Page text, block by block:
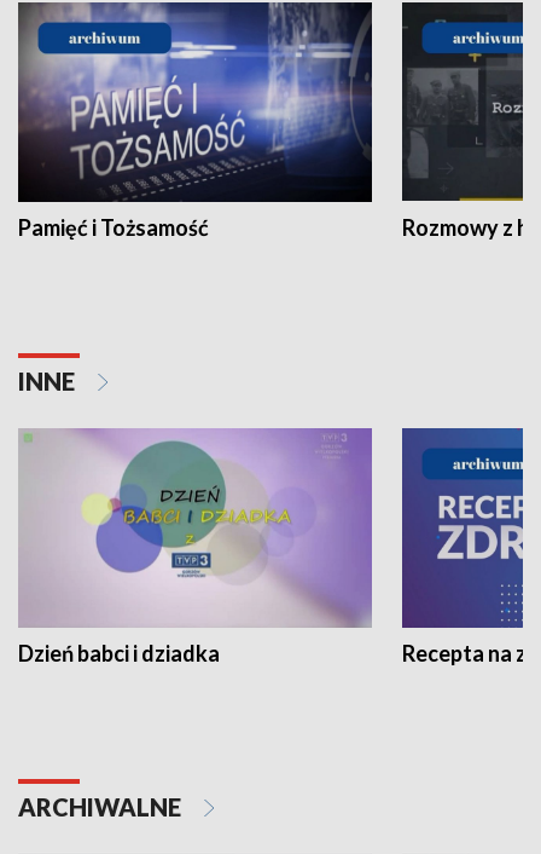
Pamięć i Tożsamość Rozmowy z
INNE
Dzień babci i dziadka Recepta na
ARCHIWALNE